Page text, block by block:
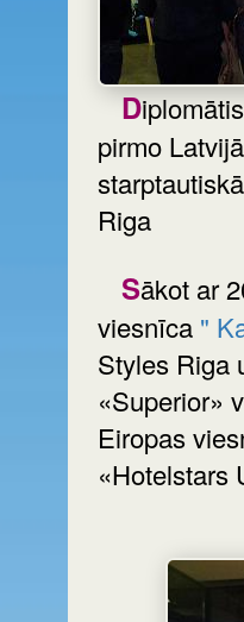
Diplomātiskā kluba biedri apmeklēja
pirmo
Sākot ar 2014. gada 1. septembri
viesnīca "
Styles Riga
«Superior»
Eiropas
«Hotelstars